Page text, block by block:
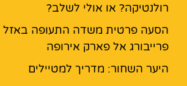
רולנטיקה? או אולי לשלב?
הסעה פרטית משדה התעופה באזל
פרייבורג אל פארק אירופה
היער השחור: מדריך למטיילים